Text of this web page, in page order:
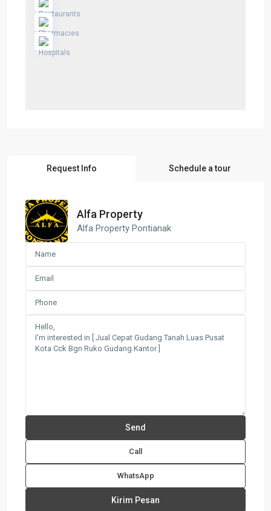
Request Info Schedule a tour
Alfa Property
Alfa Property Pontianak
Call
WhatsApp